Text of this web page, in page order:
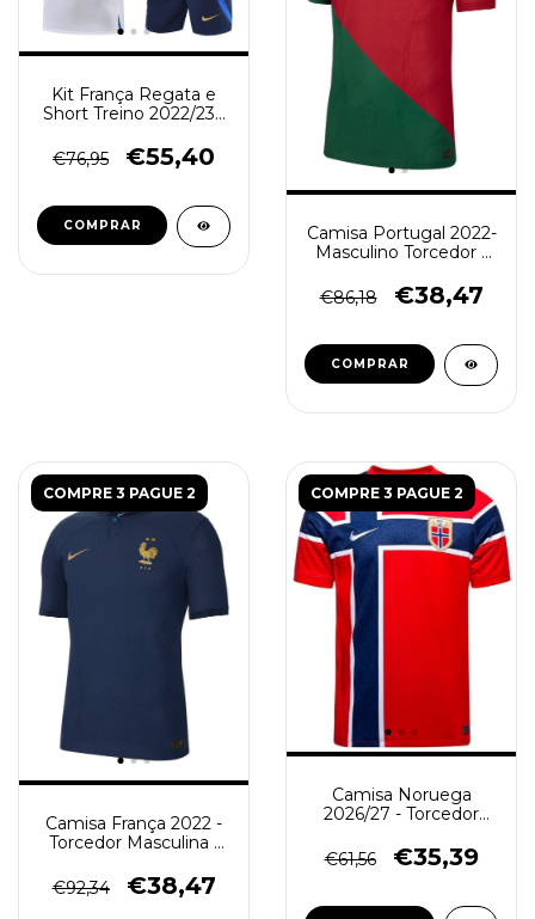
Kit França Regata e
Short Treino 2022/23 -
€76,95
€55,40
COMPRAR
Camisa Portugal 2022-
Masculino Torcedor -
€86,18
€38,47
COMPRAR
COMPRE 3 PAGUE 2
Camisa França 2022 -
Torcedor Masculina -
€92,34
€38,47
COMPRE 3 PAGUE 2
Camisa Noruega
2026/27 - Torcedor
Azul
€61,56 €35,39